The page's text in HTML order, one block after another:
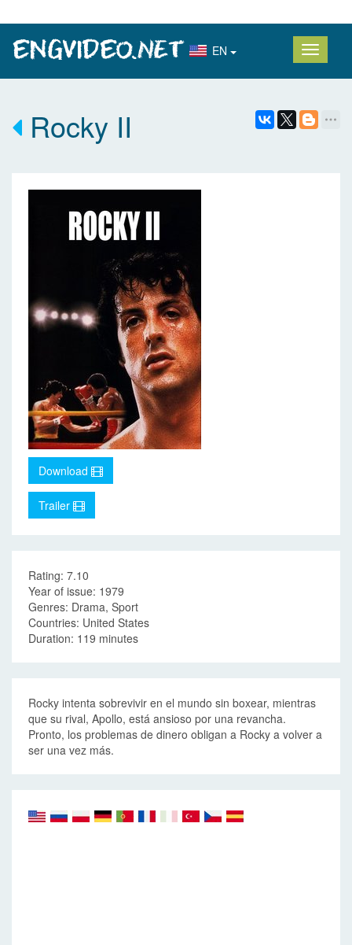
EN
Rocky II
Download
Trailer
Rating: 7.10
Year of issue: 1979
Genres: Drama, Sport
Countries: United States
Duration: 119 minutes
Rocky intenta sobrevivir en el mundo sin boxear, mientras
que su rival, Apollo, está ansioso por una revancha.
Pronto, los problemas de dinero obligan a Rocky a volver a
ser una vez más.